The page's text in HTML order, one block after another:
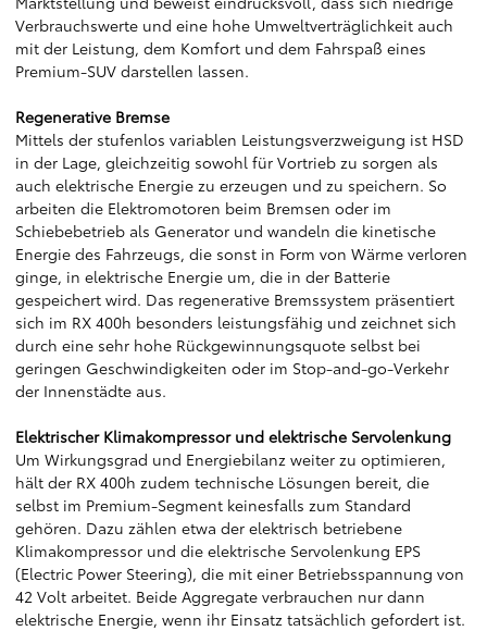
Verbrauchswerte und eine hohe Umweltverträglichkeit auch
mit der Leistung, dem Komfort und dem Fahrspaß eines
Premium-SUV darstellen lassen.
Regenerative Bremse
Mittels der stufenlos variablen Leistungsverzweigung ist HSD
in der Lage, gleichzeitig sowohl für Vortrieb zu sorgen als
auch elektrische Energie zu erzeugen und zu speichern. So
arbeiten die Elektromotoren beim Bremsen oder im
Schiebebetrieb als Generator und wandeln die kinetische
Energie des Fahrzeugs, die sonst in Form von Wärme verloren
ginge, in elektrische Energie um, die in der Batterie
gespeichert wird. Das regenerative Bremssystem präsentiert
sich im RX 400h besonders leistungsfähig und zeichnet sich
durch eine sehr hohe Rückgewinnungsquote selbst bei
geringen Geschwindigkeiten oder im Stop-and-go-Verkehr
der Innenstädte aus.
Elektrischer Klimakompressor und elektrische Servolenkung
Um Wirkungsgrad und Energiebilanz weiter zu optimieren,
hält der RX 400h zudem technische Lösungen bereit, die
selbst im Premium-Segment keinesfalls zum Standard
gehören. Dazu zählen etwa der elektrisch betriebene
Klimakompressor und die elektrische Servolenkung EPS
(Electric Power Steering), die mit einer Betriebsspannung von
42 Volt arbeitet. Beide Aggregate verbrauchen nur dann
elektrische Energie, wenn ihr Einsatz tatsächlich gefordert ist.